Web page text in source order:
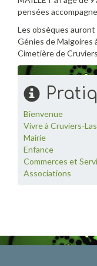
pensées
Les obsèques auront
Génies de Malgoires
Cimetière de
Bienvenue
Vivre à Cruviers-
Mairie
Enfance
Commerces et
Associations